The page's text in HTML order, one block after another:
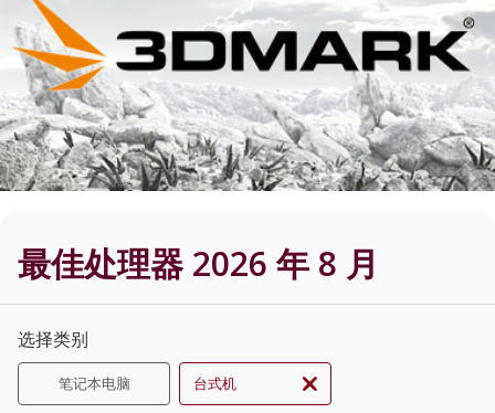
最佳处理器 2026 年 8 月
选择类别
笔记本电脑 台式机